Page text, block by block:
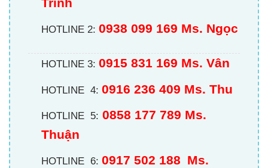
HOTLINE 2:0938 099 169 Ms. Ngọc
HOTLINE 3:0915 831 169 Ms. Vân
HOTLINE 4:0916 236 409 Ms. Thu
HOTLINE 5: 0858 177 789 Ms.
Thuận
HOTLINE 6:0917 502 188 Ms.